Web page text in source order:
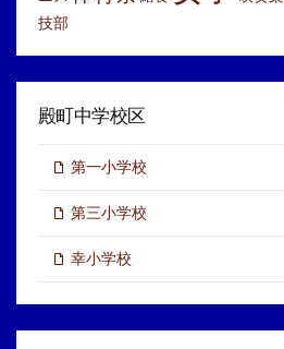
技部
殿町中学校区
第一小学校
第三小学校
幸小学校